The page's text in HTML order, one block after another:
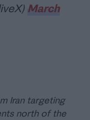
March
Iran targeting
north of the